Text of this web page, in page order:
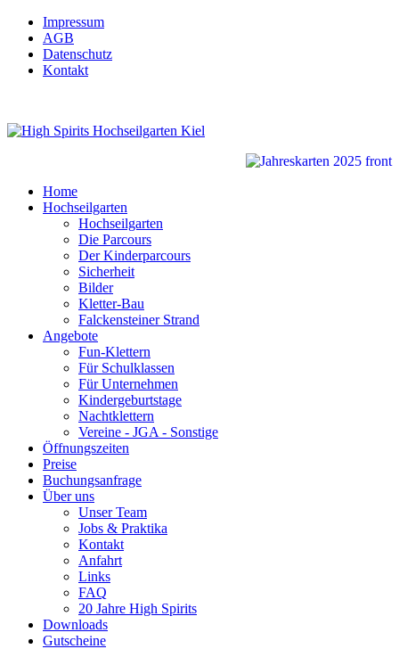
Impressum
AGB
Datenschutz
Kontakt
Home
Hochseilgarten
Hochseilgarten
Die Parcours
Der Kinderparcours
Sicherheit
Bilder
Kletter-Bau
Falckensteiner Strand
Angebote
Fun-Klettern
Für Schulklassen
Für Unternehmen
Kindergeburtstage
Nachtklettern
Vereine - JGA - Sonstige
Öffnungszeiten
Preise
Buchungsanfrage
Über uns
Unser Team
Jobs & Praktika
Kontakt
Anfahrt
Links
FAQ
20 Jahre High Spirits
Downloads
Gutscheine